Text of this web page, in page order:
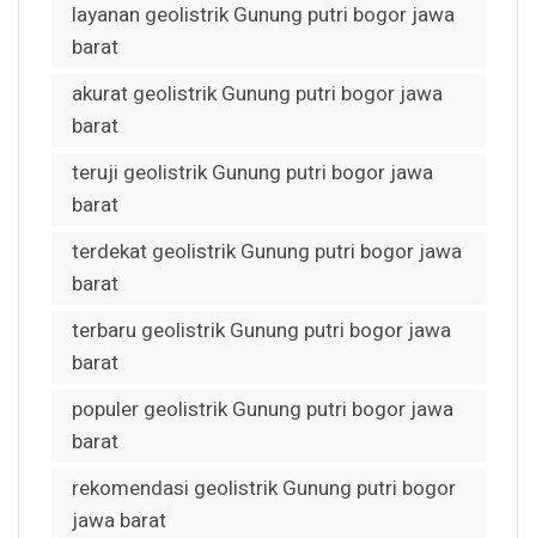
layanan geolistrik Gunung putri bogor jawa
barat
akurat geolistrik Gunung putri bogor jawa
barat
teruji geolistrik Gunung putri bogor jawa
barat
terdekat geolistrik Gunung putri bogor jawa
barat
terbaru geolistrik Gunung putri bogor jawa
barat
populer geolistrik Gunung putri bogor jawa
barat
rekomendasi geolistrik Gunung putri bogor
jawa barat